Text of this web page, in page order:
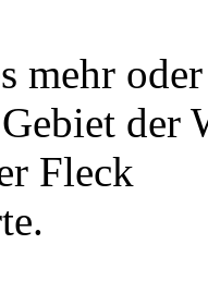
mehr
der
Fleck